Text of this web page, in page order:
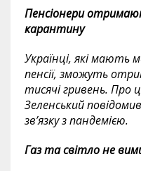
Пенсіонери
карантину
Українці, які мають
пенсії, зможуть
тисячі гривень. Про
Зеленський
зв’язку з пандемією.
Газ та світло не